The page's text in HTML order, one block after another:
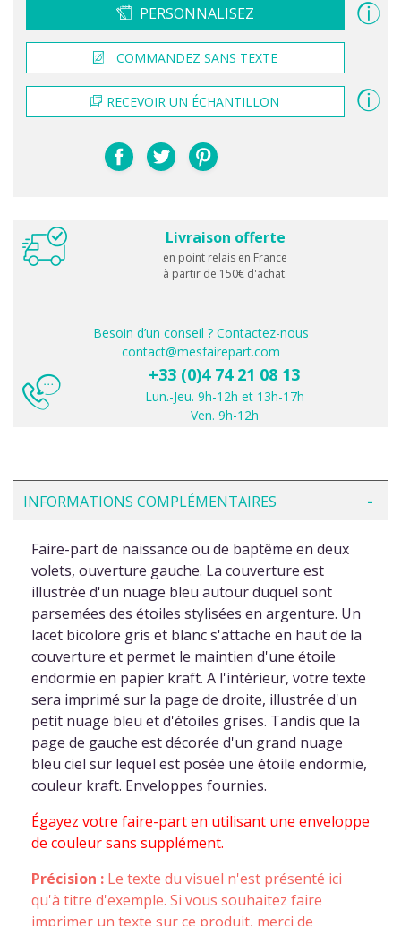
PERSONNALISEZ
COMMANDEZ SANS TEXTE
RECEVOIR UN ÉCHANTILLON
Livraison offerte
en point relais en France
à partir de 150€ d'achat.
Besoin d’un conseil ? Contactez-nous
contact@mesfairepart.com
+33 (0)4 74 21 08 13
Lun.-Jeu. 9h-12h et 13h-17h
Ven. 9h-12h
INFORMATIONS COMPLÉMENTAIRES
Faire-part de naissance ou de baptême en deux
volets, ouverture gauche. La couverture est
illustrée d'un nuage bleu autour duquel sont
parsemées des étoiles stylisées en argenture. Un
lacet bicolore gris et blanc s'attache en haut de la
couverture et permet le maintien d'une étoile
endormie en papier kraft. A l'intérieur, votre texte
sera imprimé sur la page de droite, illustrée d'un
petit nuage bleu et d'étoiles grises. Tandis que la
page de gauche est décorée d'un grand nuage
bleu ciel sur lequel est posée une étoile endormie,
couleur kraft. Enveloppes fournies.
Égayez votre faire-part en utilisant une enveloppe
de couleur sans supplément.
Précision : Le texte du visuel n'est présenté ici
qu'à titre d'exemple. Si vous souhaitez faire
imprimer un texte sur ce produit, merci de